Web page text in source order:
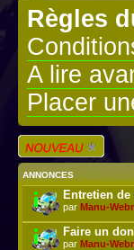
Règles
A lire
Placer
Écrire un nouveau
sujet
ANNONCES
Entretien de
par Manu-
Faire un don
par Manu-